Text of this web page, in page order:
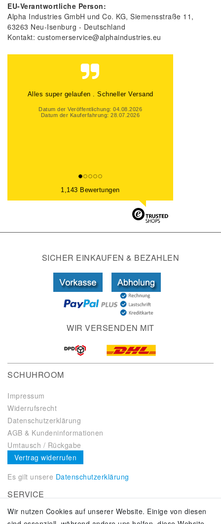
EU-Verantwortliche Person:
Alpha Industries GmbH und Co. KG Siemensstraße 11
63263 Neu-Isenburg
Deutschland
Kontakt: customerservice@alphaindustries.eu
Alles super gelaufen . Schneller Versand
Datum der Veröffentlichung: 04.08.2026
Datum der Kauferfahrung: 28.07.2026
1,143 Bewertungen
SICHER EINKAUFEN & BEZAHLEN
WIR VERSENDEN MIT
SCHUHROOM
Impressum
Widerrufsrecht
Datenschutzerklärung
AGB & Kundeninformationen
Umtausch / Rückgabe
Vertrag widerrufen
Es gilt unsere Datenschutzerklärung
SERVICE
Kontakt
Wir nutzen Cookies auf unserer Website. Einige von diesen